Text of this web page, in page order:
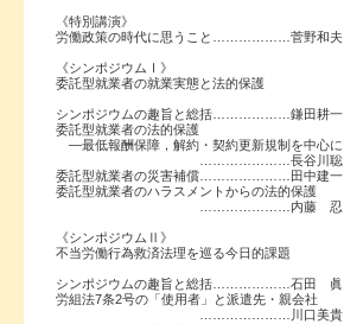
《特別講演》
労働政策の時代に思うこと………………菅野和夫
《シンポジウムⅠ》
委託型就業者の就業実態と法的保護
シンポジウムの趣旨と総括………………鎌田耕一
委託型就業者の法的保護
―最低報酬保障，解約・契約更新規制を中心に
…………………長谷川聡
委託型就業者の災害補償…………………田中建一
委託型就業者のハラスメントからの法的保護
…………………内藤 忍
《シンポジウムⅡ》
不当労働行為救済法理を巡る今日的課題
シンポジウムの趣旨と総括………………石田 眞
労組法7条2号の「使用者」と派遣先・親会社
…………………川口美貴